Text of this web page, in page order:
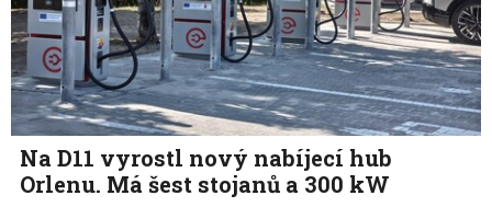
Na D11 vyrostl nový nabíjecí hub
Orlenu. Má šest stojanů a 300 kW